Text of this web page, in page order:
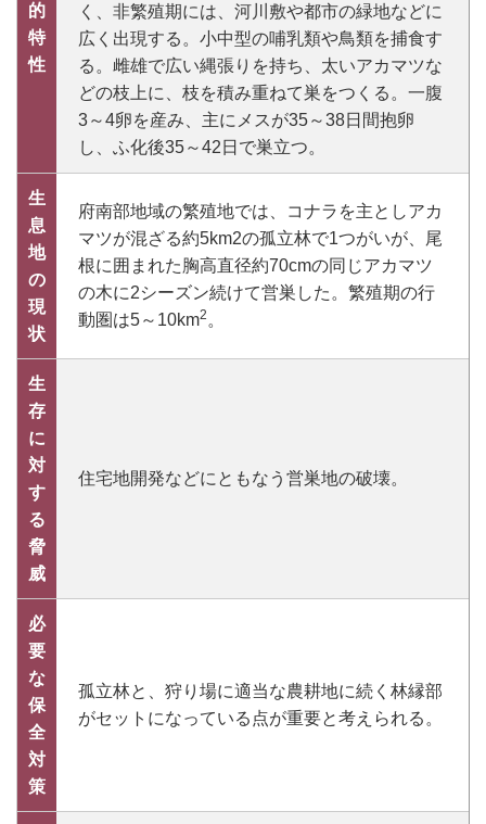
的
特
性
く、非繁殖期には、河川敷や都市の緑地などに
広く出現する。小中型の哺乳類や鳥類を捕食す
る。雌雄で広い縄張りを持ち、太いアカマツな
どの枝上に、枝を積み重ねて巣をつくる。一腹
3～4卵を産み、主にメスが35～38日間抱卵
し、ふ化後35～42日で巣立つ。
生
息
地
の
現
状
府南部地域の繁殖地では、コナラを主としアカ
マツが混ざる約5km2の孤立林で1つがいが、尾
根に囲まれた胸高直径約70cmの同じアカマツ
の木に2シーズン続けて営巣した。繁殖期の行
動圏は5～10km2。
生
存
に
対
す
る
脅
威
住宅地開発などにともなう営巣地の破壊。
必
要
な
保
全
対
策
孤立林と、狩り場に適当な農耕地に続く林縁部
がセットになっている点が重要と考えられる。